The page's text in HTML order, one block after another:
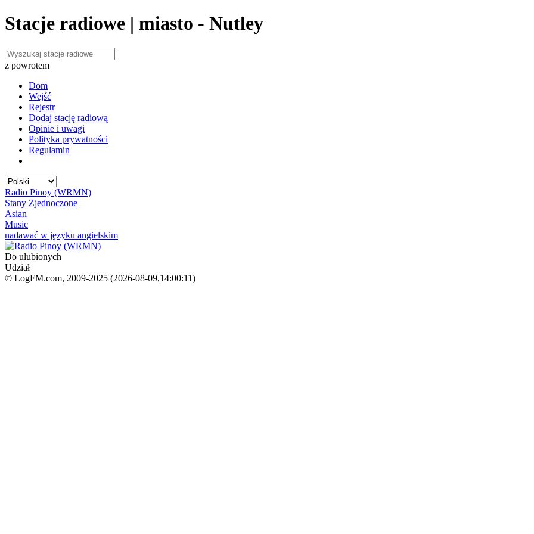
Stacje radiowe | miasto - Nutley
z powrotem
Dom
Wejść
Rejestr
Dodaj stację radiową
Opinie i uwagi
Polityka prywatności
Regulamin
Radio Pinoy (WRMN)
Stany Zjednoczone
Asian
Music
nadawać w języku angielskim
Do ulubionych
Udział
© LogFM.com, 2009-2025 (2026-08-09,14:00:11)